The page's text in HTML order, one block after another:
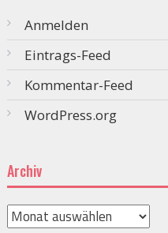
Anmelden
Eintrags-Feed
Kommentar-Feed
WordPress.org
Archiv
Archiv